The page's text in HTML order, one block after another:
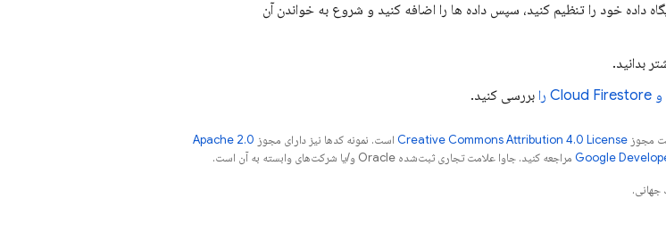
داده خود را تنظیم کنید، سپس داده ها را اضافه کنید و شروع به خواندن آن
بدانید.
و Cloud Firestore را بررسی کنید.
مجوز Creative Commons Attribution 4.0 License است. نمونه کدها نیز دارای مجوز Apache 2.0
مراجعه کنید. جاوا علامت تجاری ثبت‌شده Oracle و/یا شرکت‌های وابسته به آن است.